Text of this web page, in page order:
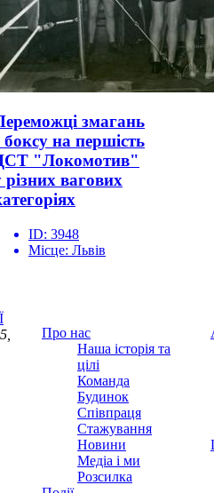
змагань
боксу на першість
"Локомотив"
різних вагових
ID: 3948
Місце: Львів
Про нас
Наша історія та
цілі
Команда
Будинок
Співпраця
Стажування
Новини
Медіа і ми
Розсилка